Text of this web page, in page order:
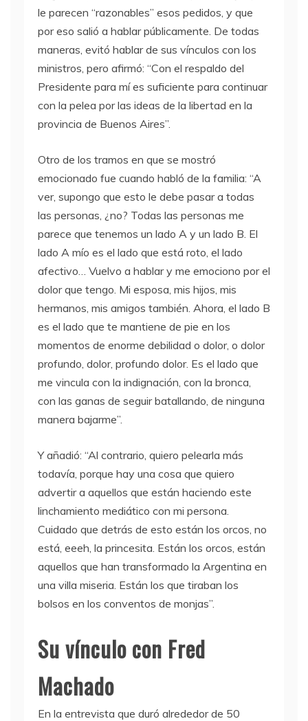
le parecen “razonables” esos pedidos, y que
por eso salió a hablar públicamente. De todas
maneras, evitó hablar de sus vínculos con los
ministros, pero afirmó: “Con el respaldo del
Presidente para mí es suficiente para continuar
con la pelea por las ideas de la libertad en la
provincia de Buenos Aires”.
Otro de los tramos en que se mostró
emocionado fue cuando habló de la familia: “A
ver, supongo que esto le debe pasar a todas
las personas, ¿no? Todas las personas me
parece que tenemos un lado A y un lado B. El
lado A mío es el lado que está roto, el lado
afectivo… Vuelvo a hablar y me emociono por el
dolor que tengo. Mi esposa, mis hijos, mis
hermanos, mis amigos también. Ahora, el lado B
es el lado que te mantiene de pie en los
momentos de enorme debilidad o dolor, o dolor
profundo, dolor, profundo dolor. Es el lado que
me vincula con la indignación, con la bronca,
con las ganas de seguir batallando, de ninguna
manera bajarme”.
Y añadió: “Al contrario, quiero pelearla más
todavía, porque hay una cosa que quiero
advertir a aquellos que están haciendo este
linchamiento mediático con mi persona.
Cuidado que detrás de esto están los orcos, no
está, eeeh, la princesita. Están los orcos, están
aquellos que han transformado la Argentina en
una villa miseria. Están los que tiraban los
bolsos en los conventos de monjas”.
Su vínculo con Fred
Machado
En la entrevista que duró alrededor de 50